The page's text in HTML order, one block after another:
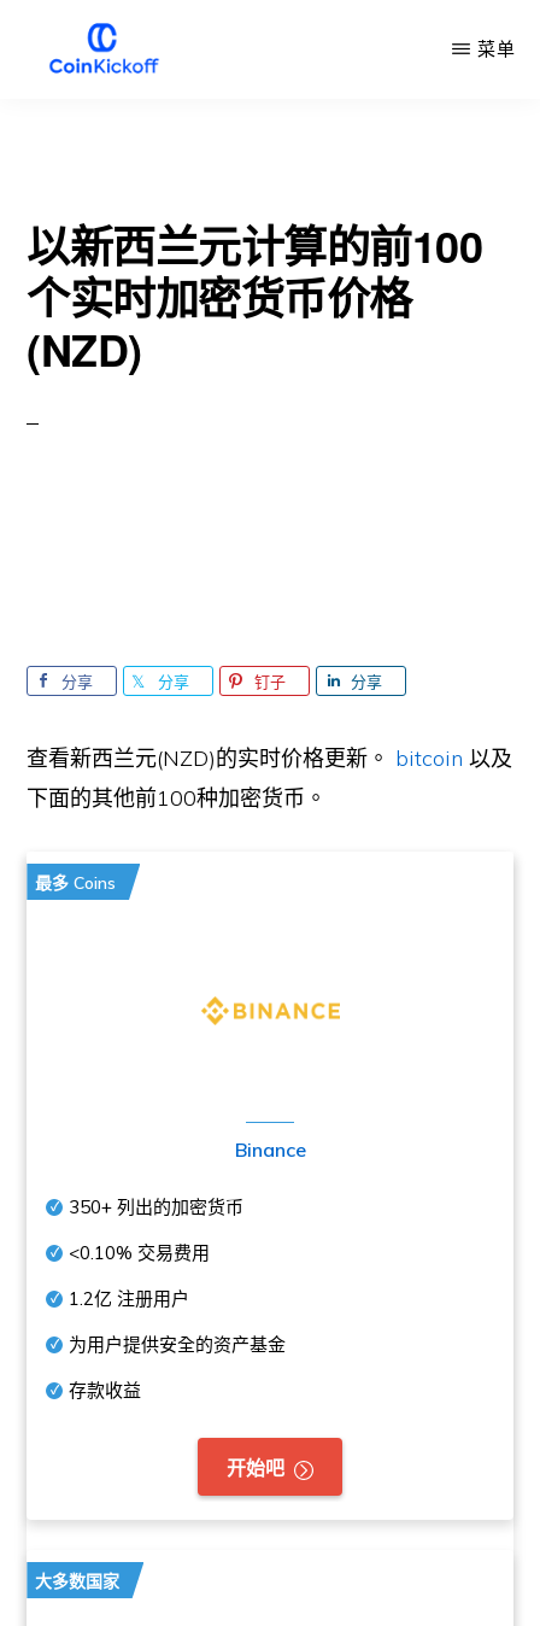
菜单
以新西兰元计算的前100
个实时加密货币价格
(NZD)
分享 分享 钉子 分享
查看新西兰元(NZD)的实时价格更新。 bitcoin 以及
下面的其他前100种加密货币。
最多 Coins
Binance
350+ 列出的加密货币
<0.10% 交易费用
1.2亿 注册用户
为用户提供安全的资产基金
存款收益
开始吧
大多数国家